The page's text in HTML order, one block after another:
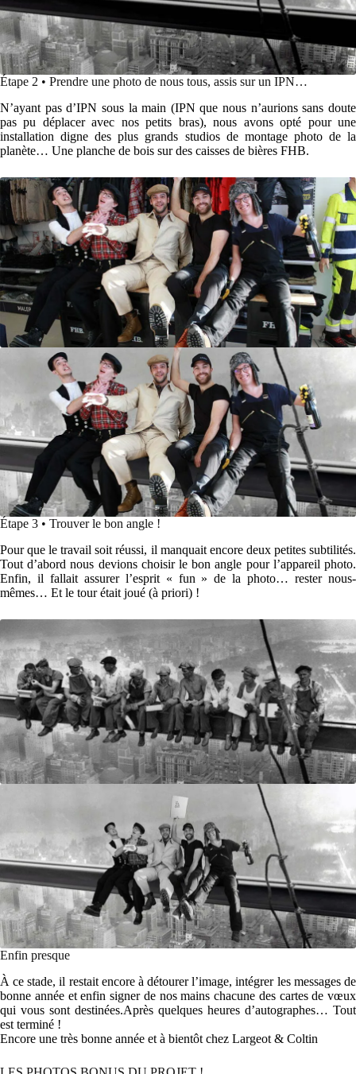
Étape 2 • Prendre une photo de nous tous, assis sur un IPN…
N’ayant pas d’IPN sous la main (IPN que nous n’aurions sans doute
pas pu déplacer avec nos petits bras), nous avons opté pour une
installation digne des plus grands studios de montage photo de la
planète… Une planche de bois sur des caisses de bières FHB.
Étape 3 • Trouver le bon angle !
Pour que le travail soit réussi, il manquait encore deux petites subtilités.
Tout d’abord nous devions choisir le bon angle pour l’appareil photo.
Enfin, il fallait assurer l’esprit « fun » de la photo… rester nous-
mêmes… Et le tour était joué (à priori) !
Enfin presque
À ce stade, il restait encore à détourer l’image, intégrer les messages de
bonne année et enfin signer de nos mains chacune des cartes de vœux
qui vous sont destinées.Après quelques heures d’autographes… Tout
est terminé !
Encore une très bonne année et à bientôt chez Largeot & Coltin